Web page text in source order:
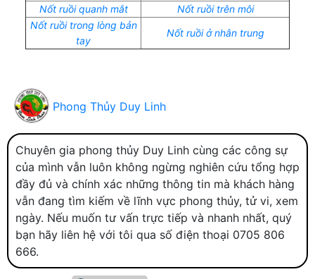
Nốt ruồi quanh mắt
Nốt ruồi trên môi
Nốt ruồi trong lòng bản
tay
Nốt ruồi ở nhân trung
Phong Thủy Duy Linh
Chuyên gia phong thủy Duy Linh cùng các công sự
của mình vẫn luôn không ngừng nghiên cứu tổng hợp
đầy đủ và chính xác những thông tin mà khách hàng
vẫn đang tìm kiếm về lĩnh vực phong thủy, tử vi, xem
ngày. Nếu muốn tư vấn trực tiếp và nhanh nhất, quý
bạn hãy liên hệ với tôi qua số điện thoại 0705 806
666.